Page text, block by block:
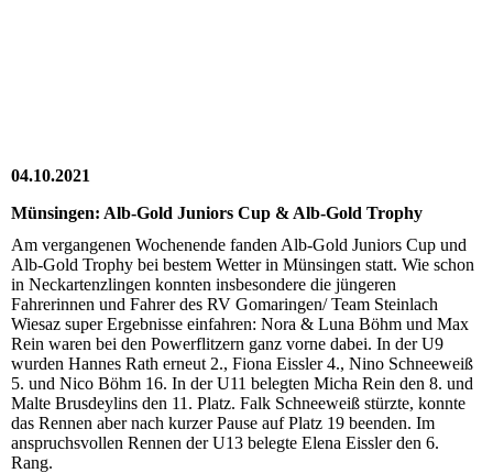
04.10.2021
Münsingen: Alb-Gold Juniors Cup & Alb-Gold Trophy
Am vergangenen Wochenende fanden Alb-Gold Juniors Cup und
Alb-Gold Trophy bei bestem Wetter in Münsingen statt. Wie schon
in Neckartenzlingen konnten insbesondere die jüngeren
Fahrerinnen und Fahrer des RV Gomaringen/ Team Steinlach
Wiesaz super Ergebnisse einfahren: Nora & Luna Böhm und Max
Rein waren bei den Powerflitzern ganz vorne dabei. In der U9
wurden Hannes Rath erneut 2., Fiona Eissler 4., Nino Schneeweiß
5. und Nico Böhm 16. In der U11 belegten Micha Rein den 8. und
Malte Brusdeylins den 11. Platz. Falk Schneeweiß stürzte, konnte
das Rennen aber nach kurzer Pause auf Platz 19 beenden. Im
anspruchsvollen Rennen der U13 belegte Elena Eissler den 6.
Rang.